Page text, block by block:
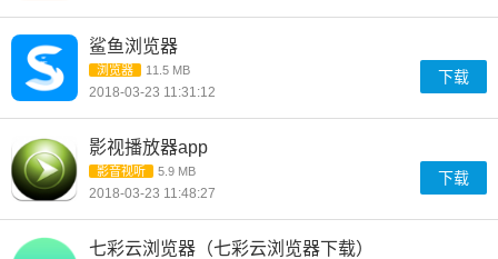
鲨鱼浏览器
浏览器 11.5 MB
2018-03-23 11:31:12
下载
影视播放器app
影音视听 5.9 MB
2018-03-23 11:48:27
下载
七彩云浏览器（七彩云浏览器下载）